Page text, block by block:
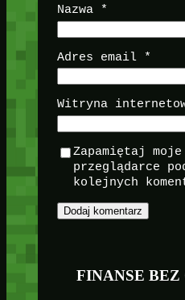
Nazwa *
Adres email *
Witryna
Zapamiętaj
przeglądarce
kolejnych
FINANSE